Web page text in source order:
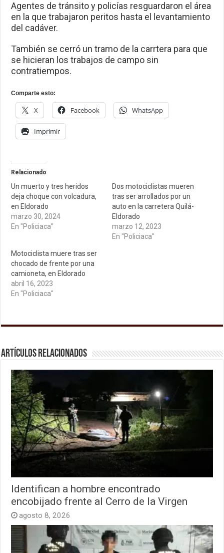
Agentes de tránsito y policías resguardaron el área
en la que trabajaron peritos hasta el levantamiento
del cadáver.
También se cerró un tramo de la carrtera para que
se hicieran los trabajos de campo sin
contratiempos.
Comparte esto:
X Facebook WhatsApp
Imprimir
Relacionado
Un muerto y tres heridos
deja choque con volcadura,
en Eldorado
marzo 30, 2024
En "Policiaca"
Dos motociclistas mueren
tras ser arrollados por un
auto en la carretera Quilá-
Eldorado
marzo 12, 2023
En "Policiaca"
Motociclista muere tras ser
chocado de frente por una
camioneta, en Eldorado
abril 16, 2023
En "Policiaca"
Artículos relacionados
Identifican a hombre encontrado
encobijado frente al Cerro de la Virgen
agosto 8, 2026